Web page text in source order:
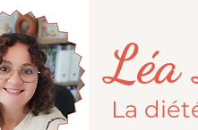
Léa
La